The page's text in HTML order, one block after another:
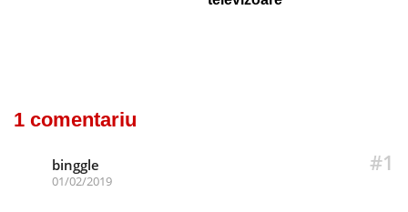
1 comentariu
#1
binggle
01/02/2019